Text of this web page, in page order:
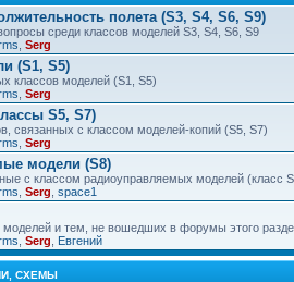
полета (S3, S4, S6, S9)
среди классов моделей S3, S4, S6, S9
Serg
(S1, S5)
классов моделей (S1, S5)
Serg
S5, S7)
связанных с классом моделей-копий (S5, S7)
Serg
модели (S8)
с классом радиоуправляемых моделей (класс
Serg space1
моделей и тем, не вошедших в форумы этого
Serg Евгений
СХЕМЫ